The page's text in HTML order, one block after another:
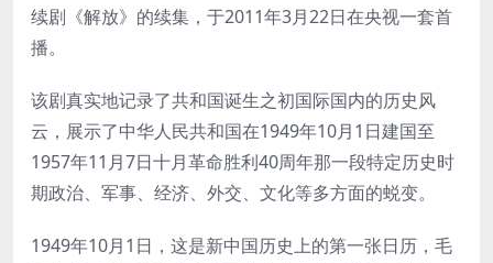
续剧《解放》的续集，于2011年3月22日在央视一套首
播。
该剧真实地记录了共和国诞生之初国际国内的历史风
云，展示了中华人民共和国在1949年10月1日建国至
1957年11月7日十月革命胜利40周年那一段特定历史时
期政治、军事、经济、外交、文化等多方面的蜕变。
1949年10月1日，这是新中国历史上的第一张日历，毛